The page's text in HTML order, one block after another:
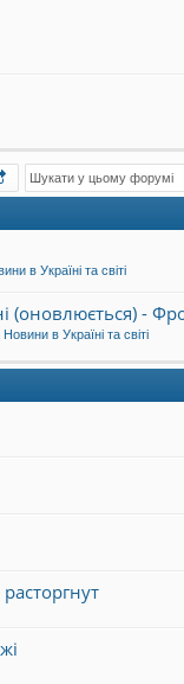
в Україні та світі
(оновлюється) -
Новини в Україні та світі